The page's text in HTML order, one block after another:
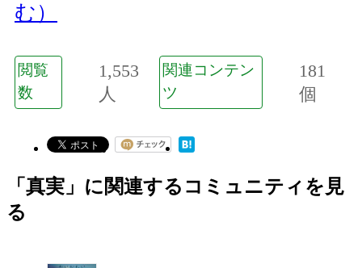
む）
閲覧
数
1,553
人
関連コンテン
ツ
181
個
「真実」に関連するコミュニティを見
る